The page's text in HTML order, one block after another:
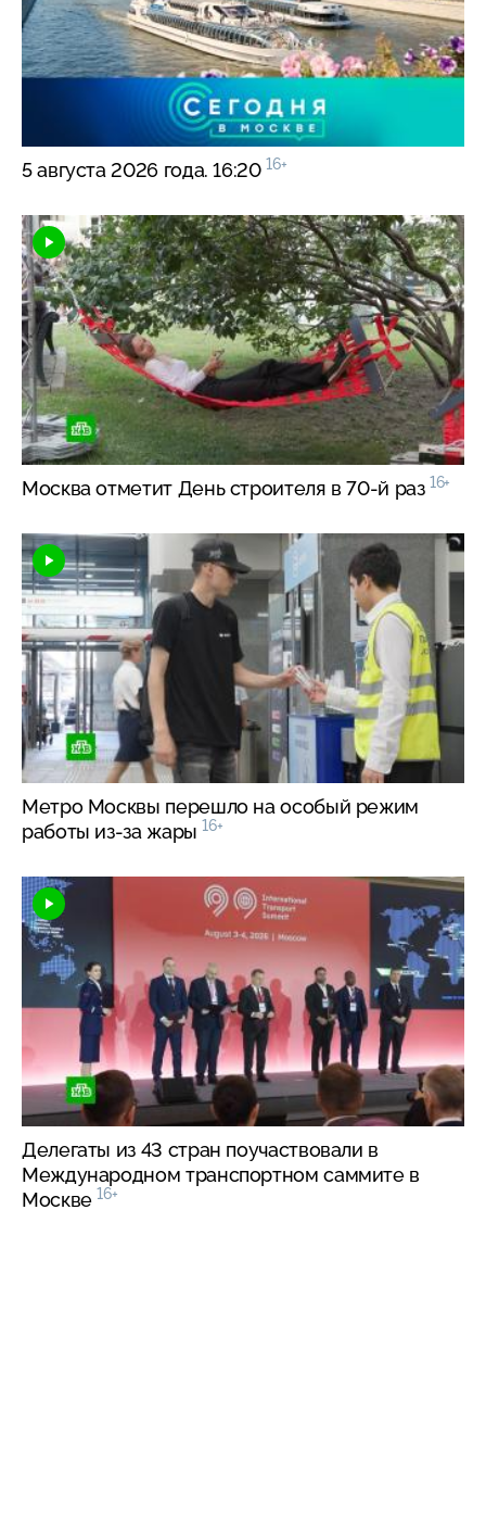
5 августа 2026 года. 16:20 16+
Москва отметит День строителя в70-й раз 16+
Метро Москвы перешло на особый режим
работы из-за жары 16+
Делегаты из 43 стран поучаствовали в
Международном транспортном саммите в
Москве 16+